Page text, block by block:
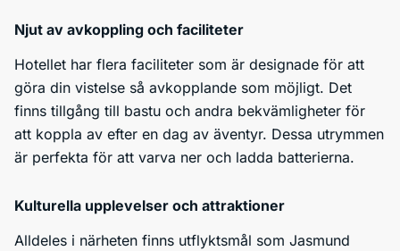
Njut av avkoppling och faciliteter
Hotellet har flera faciliteter som är designade för att
göra din vistelse så avkopplande som möjligt. Det
finns tillgång till bastu och andra bekvämligheter för
att koppla av efter en dag av äventyr. Dessa utrymmen
är perfekta för att varva ner och ladda batterierna.
Kulturella upplevelser och attraktioner
Alldeles i närheten finns utflyktsmål som Jasmund